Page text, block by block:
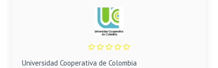
Universidad Cooperativa de Colombia